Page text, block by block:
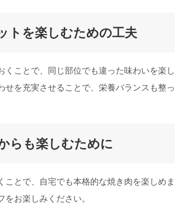
トを楽しむための工夫
くことで、同じ部位でも違った味わいを楽し
せを充実させることで、栄養バランスも整っ
らも楽しむために
とで、自宅でも本格的な焼き肉を楽しめま
お楽しみください。